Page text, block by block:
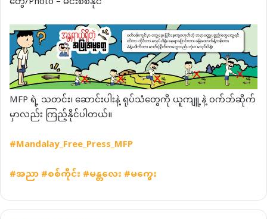
MFP ရဲ့ သတင်း၊ ဆောင်းပါးနဲ့ ရုပ်သံတွေကို ယူကျူ့နဲ့ ဝက်ဘ်ဆိုက်
မှာလည်း ကြည့်နိုင်ပါတယ်။
#Mandalay_Free_Press_MFP
#အညာ#စစ်ကိုင်း#မန္တလေး#မကွေး